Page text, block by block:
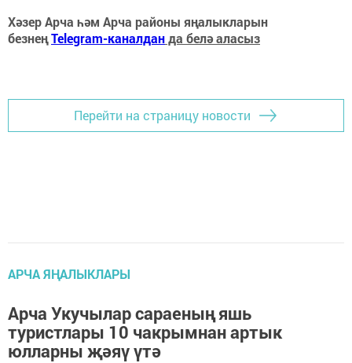
Хәзер Арча һәм Арча районы яңалыкларын
безнеңTelegram-каналданда белә аласыз
Перейти на страницу новости
АРЧА ЯҢАЛЫКЛАРЫ
Арча Укучылар сараеның яшь
туристлары 10 чакрымнан артык
юлларны җәяү үтә